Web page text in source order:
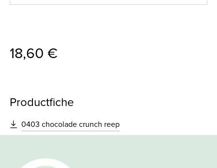
18,60 €
Productfiche
0403 chocolade crunch reep